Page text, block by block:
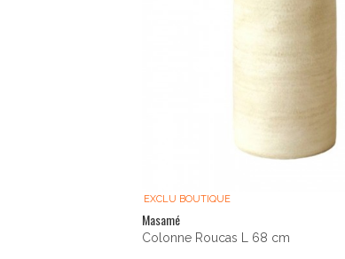
EXCLU BOUTIQUE
Masamé
Colonne Roucas L 68 cm